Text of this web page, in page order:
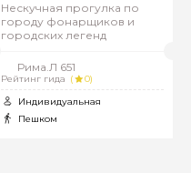
Нескучная прогулка по
городу фонарщиков и
городских легенд
Рима.Л 651
Рейтинг гида (
0)
Индивидуальная
Пешком